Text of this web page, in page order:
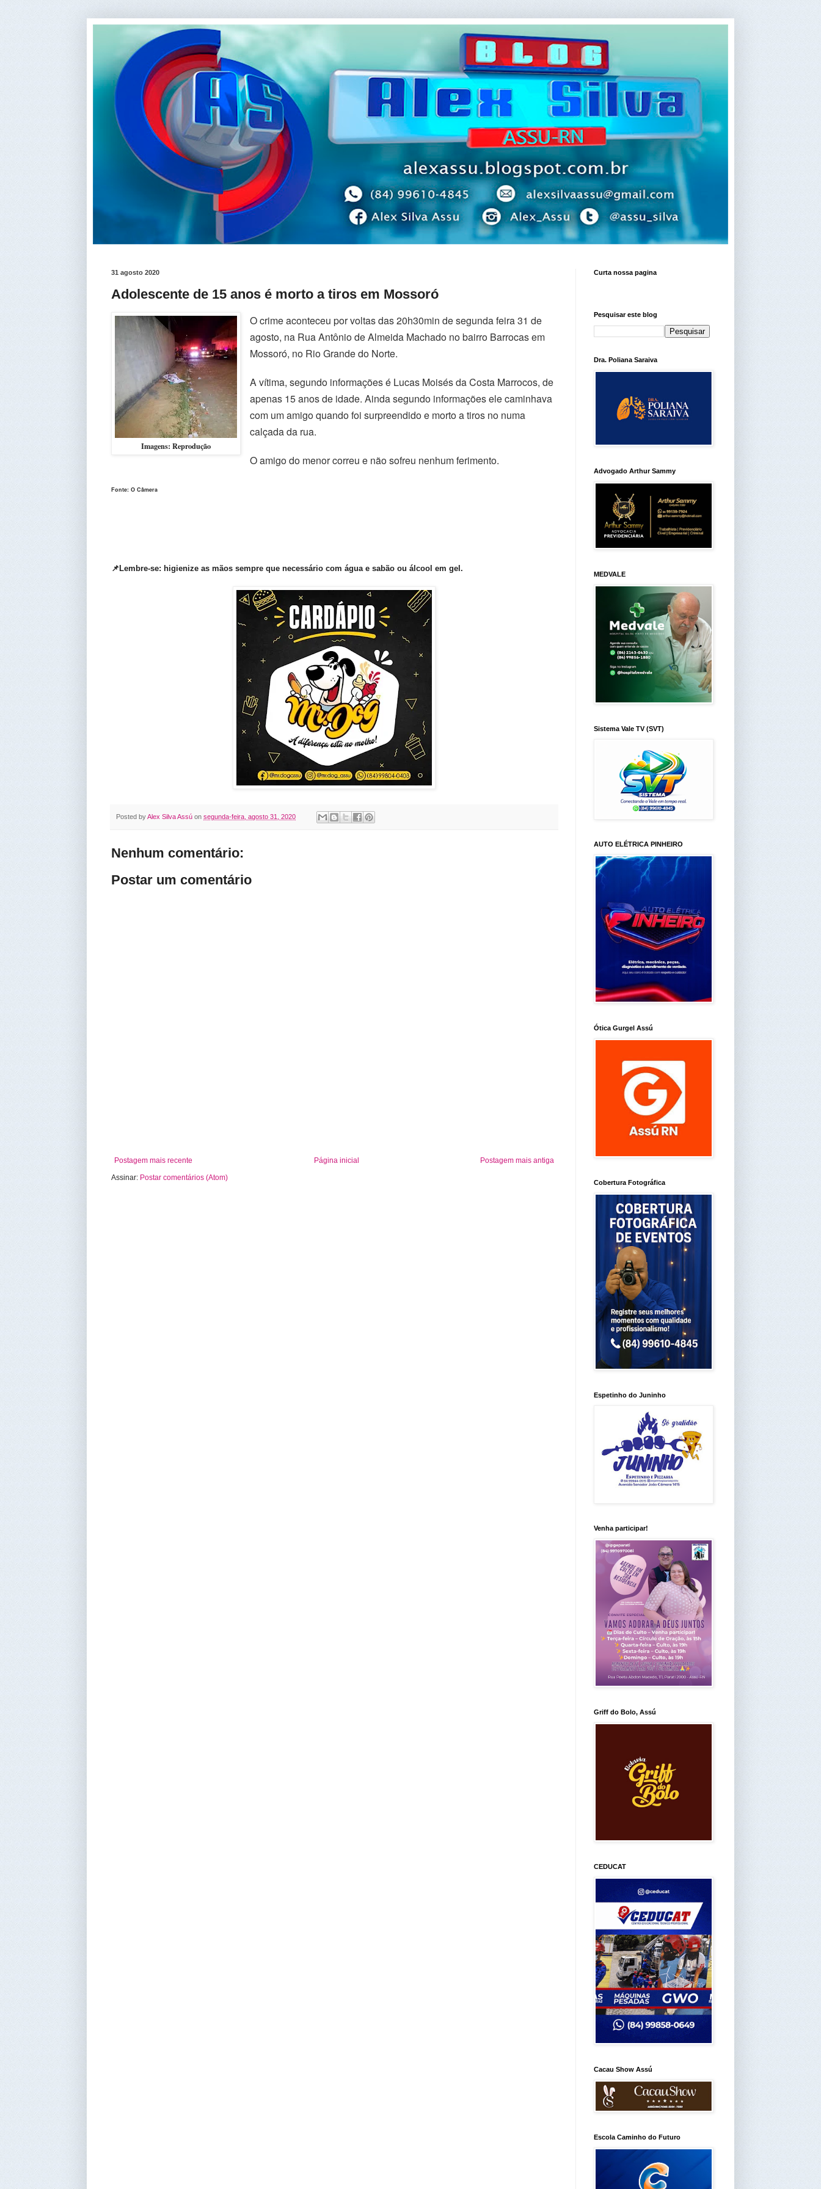
31 agosto 2020
Adolescente de 15 anos é morto a tiros em Mossoró
Imagens: Reprodução
O crime aconteceu por voltas das 20h30min de segunda feira 31 de
agosto, na Rua Antônio de Almeida Machado no bairro Barrocas em
Mossoró, no Rio Grande do Norte.
A vítima, segundo informações é Lucas Moisés da Costa Marrocos, de
apenas 15 anos de idade. Ainda segundo informações ele caminhava
com um amigo quando foi surpreendido e morto a tiros no numa
calçada da rua.
O amigo do menor correu e não sofreu nenhum ferimento.
Fonte: O Câmera
📌Lembre-se: higienize as mãos sempre que necessário com água e sabão ou álcool em gel.
Posted byAlex Silva Assú on segunda-feira, agosto 31, 2020
Nenhum comentário:
Postar um comentário
Postagem mais recente Postagem mais antiga
Página inicial
Assinar: Postar comentários (Atom)
Curta nossa pagina
Pesquisar este blog
Dra. Poliana Saraiva
Advogado Arthur Sammy
MEDVALE
Sistema Vale TV (SVT)
AUTO ELÉTRICA PINHEIRO
Ótica Gurgel Assú
Cobertura Fotográfica
Espetinho do Juninho
Venha participar!
Griff do Bolo, Assú
CEDUCAT
Cacau Show Assú
Escola Caminho do Futuro